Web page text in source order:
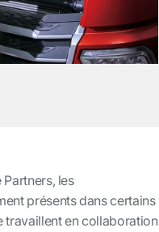
Partners, les
présents dans certains
travaillent en collaboration